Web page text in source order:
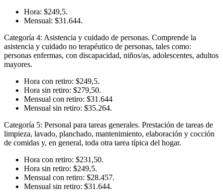
Hora: $249,5.
Mensual: $31.644.
Categoría 4: Asistencia y cuidado de personas. Comprende la
asistencia y cuidado no terapéutico de personas, tales como:
personas enfermas, con discapacidad, niños/as, adolescentes, adultos
mayores.
Hora con retiro: $249,5.
Hora sin retiro: $279,50.
Mensual con retiro: $31.644
Mensual sin retiro: $35.264.
Categoría 5: Personal para tareas generales. Prestación de tareas de
limpieza, lavado, planchado, mantenimiento, elaboración y cocción
de comidas y, en general, toda otra tarea típica del hogar.
Hora con retiro: $231,50.
Hora sin retiro: $249,5.
Mensual con retiro: $28.457.
Mensual sin retiro: $31.644.